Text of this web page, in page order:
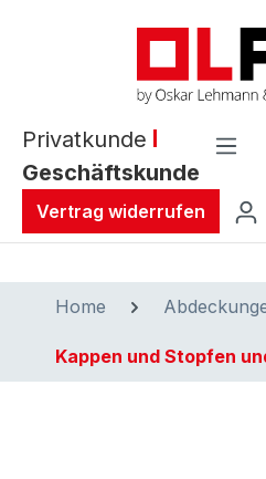
Privatkunde
Geschäftskunde
Vertrag widerrufen
Home
Kappen und Stopfen